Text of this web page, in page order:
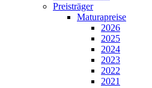
Preisträger
Maturapreise
2026
2025
2024
2023
2022
2021